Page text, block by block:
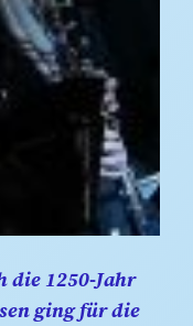
die 1250-Jahr
ging für die